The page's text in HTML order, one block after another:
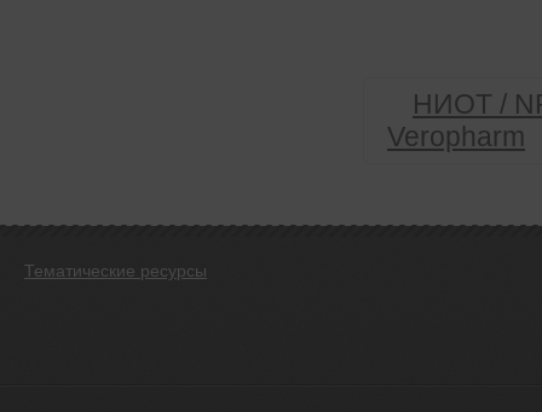
НИОТ /
Veropharm
Тематические ресурсы